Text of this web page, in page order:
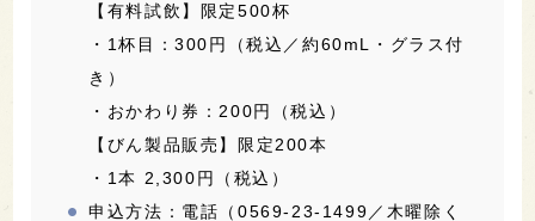
【有料試飲】限定500杯
・1杯目：300円（税込／約60mL・グラス付
き）
・おかわり券：200円（税込）
【びん製品販売】限定200本
・1本 2,300円（税込）
申込方法：電話（0569-23-1499／木曜除く